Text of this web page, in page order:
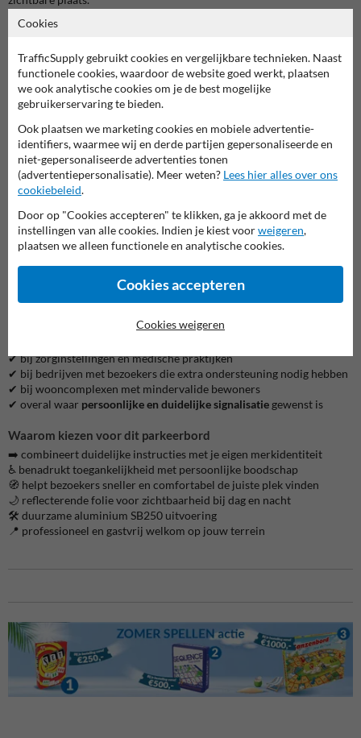
Dankzij de duidelijke visuele taal en de mogelijkheid tot
direct laat zien waar de parkeerplek voor bedoeld is
verwarring voorkomt bij chauffeurs die jouw terrein oprijden
jouw organisatie een professionele, gastvrije uitstraling geeft
In de dagelijkse praktijk zorgt deze persoonlijke touch ervoor dat
mindervalide bezoekers zich sneller kunnen oriënteren, zonder
eindeloos rond te rijden of te moeten zoeken. De reflecterende folie
houdt de boodschap goed zichtbaar, ook bij weinig licht of in de
vroege ochtenduren. De robuuste SB250 aluminium uitvoering
betekent dat dit bord jarenlang zijn functie behoudt, zelfs bij intensief
gebruik.
Wanneer dit bord gecombineerd wordt met andere routeborden of
die bezoekers intuïtief kunnen volgen.
✔ bij winkels en winkelcentra waar je toegankelijkheid zichtbaar
✔ bij zorginstellingen en medische praktijken
✔ bij bedrijven met bezoekers die extra ondersteuning nodig hebben
✔ bij wooncomplexen met mindervalide bewoners
✔ overal waar persoonlijke en duidelijke signalisatie gewenst is
Waarom kiezen voor dit parkeerbord
➡️ combineert duidelijke instructies met je eigen merkidentiteit
♿ benadrukt toegankelijkheid met persoonlijke boodschap
🧭 helpt bezoekers sneller en comfortabel de juiste plek vinden
🌙 reflecterende folie voor zichtbaarheid bij dag en nacht
🛠️ duurzame aluminium SB250 uitvoering
📍 professioneel en gastvrij welkom op jouw terrein
Cookies
TrafficSupply gebruikt cookies en vergelijkbare technieken. Naast
functionele cookies, waardoor de website goed werkt, plaatsen
we ook analytische cookies om je de best mogelijke
gebruikerservaring te bieden.
Ook plaatsen we marketing cookies en mobiele advertentie-
identifiers, waarmee wij en derde partijen gepersonaliseerde en
niet-gepersonaliseerde advertenties tonen
(advertentiepersonalisatie). Meer weten? Lees hier alles over ons
cookiebeleid.
Door op "Cookies accepteren" te klikken, ga je akkoord met de
instellingen van alle cookies. Indien je kiest voorweigeren,
plaatsen we alleen functionele en analytische cookies.
Cookies accepteren
Cookies weigeren